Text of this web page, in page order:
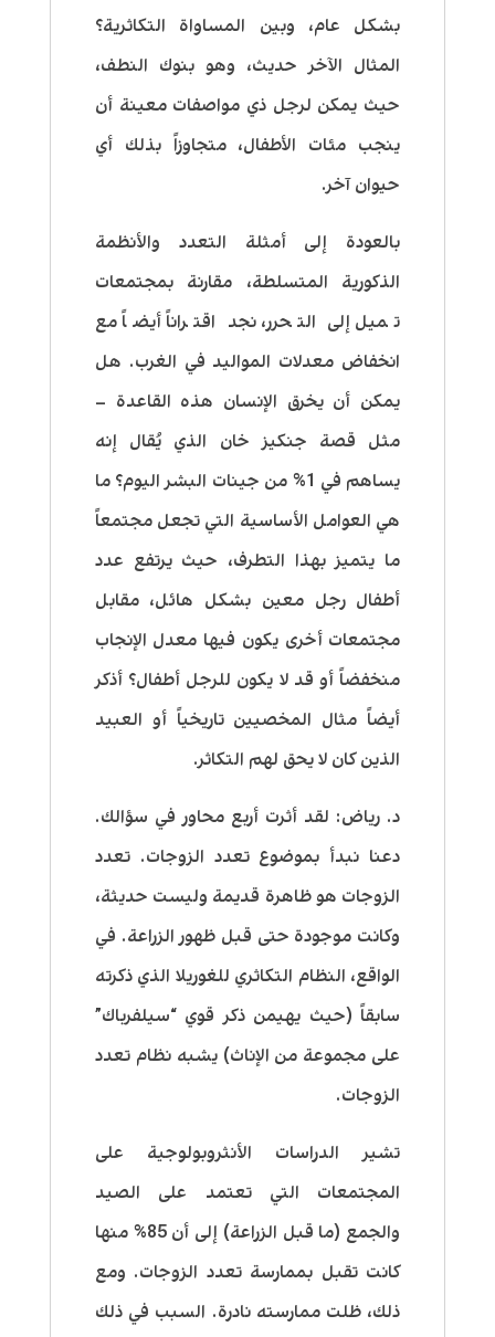
بشكل عام، وبين المساواة التكاثرية؟
المثال الآخر حديث، وهو بنوك النطف،
حيث يمكن لرجل ذي مواصفات معينة أن
ينجب مئات الأطفال، متجاوزاً بذلك أي
حيوان آخر.
بالعودة إلى أمثلة التعدد والأنظمة
الذكورية المتسلطة، مقارنة بمجتمعات
تميل إلى التحرر، نجد اقتراناً أيضاً مع
انخفاض معدلات المواليد في الغرب. هل
يمكن أن يخرق الإنسان هذه القاعدة –
مثل قصة جنكيز خان الذي يُقال إنه
يساهم في 1% من جينات البشر اليوم؟ ما
هي العوامل الأساسية التي تجعل مجتمعاً
ما يتميز بهذا التطرف، حيث يرتفع عدد
أطفال رجل معين بشكل هائل، مقابل
مجتمعات أخرى يكون فيها معدل الإنجاب
منخفضاً أو قد لا يكون للرجل أطفال؟ أذكر
أيضاً مثال المخصيين تاريخياً أو العبيد
الذين كان لا يحق لهم التكاثر.
د. رياض: لقد أثرت أربع محاور في سؤالك.
دعنا نبدأ بموضوع تعدد الزوجات. تعدد
الزوجات هو ظاهرة قديمة وليست حديثة،
وكانت موجودة حتى قبل ظهور الزراعة. في
الواقع، النظام التكاثري للغوريلا الذي ذكرته
سابقاً (حيث يهيمن ذكر قوي “سيلفرباك”
على مجموعة من الإناث) يشبه نظام تعدد
الزوجات.
تشير الدراسات الأنثروبولوجية على
المجتمعات التي تعتمد على الصيد
والجمع (ما قبل الزراعة) إلى أن 85% منها
كانت تقبل بممارسة تعدد الزوجات. ومع
ذلك، ظلت ممارسته نادرة. السبب في ذلك